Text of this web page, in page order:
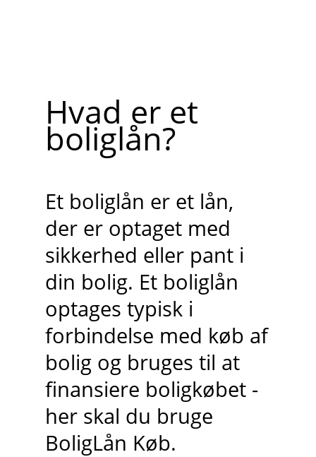
Hvad er et
boliglån?
Et boliglån er et lån,
der er optaget med
sikkerhed eller pant i
din bolig. Et boliglån
optages typisk i
forbindelse med køb af
bolig og bruges til at
finansiere boligkøbet -
her skal du bruge
BoligLån Køb.